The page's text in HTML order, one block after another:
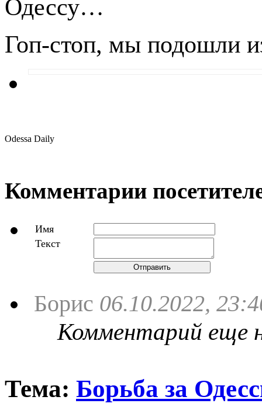
Одессу…
Гоп-стоп, мы подошли
Odessa Daily
Комментарии
Имя
Текст
Отправить
Борис 06.10.2022,
Комментарий еще
Тема: Борьба за